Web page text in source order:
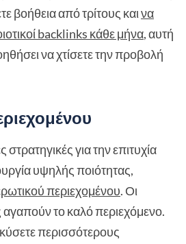
βοήθεια από τρίτους καινα
backlinks κάθε μήνα, αυτή
να χτίσετε την προβολή
στρατηγικές για την επιτυχία
υψηλής ποιότητας,
περιεχομένου. Οι
το καλό περιεχόμενο.
περισσότερους